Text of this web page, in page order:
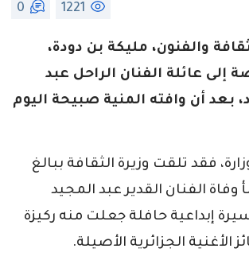
1221
0
والفنون، مليكة بن دودة،
إلى عائلة الفنان الراحل عبد
بعد أن وافته المنية صبيحة اليوم
فقد تلقت وزيرة الثقافة ببالغ
وفاة الفنان القدير عبد المجيد
إبداعية حافلة جعلت منه ركيزة
الأغنية الجزائرية الأصيلة.